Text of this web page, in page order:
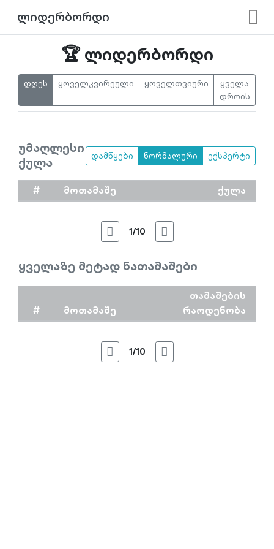
ლიდერბორდი
🏆 ლიდერბორდი
დღეს ყოველკვირეული ყოველთვიური
ყველა
დროის
უმაღლესი
ქულა
დამწყები ნორმალური ექსპერტი
# მოთამაშე ქულა
1/10
ყველაზე მეტად ნათამაშები
# მოთამაშე
თამაშების
რაოდენობა
1/10